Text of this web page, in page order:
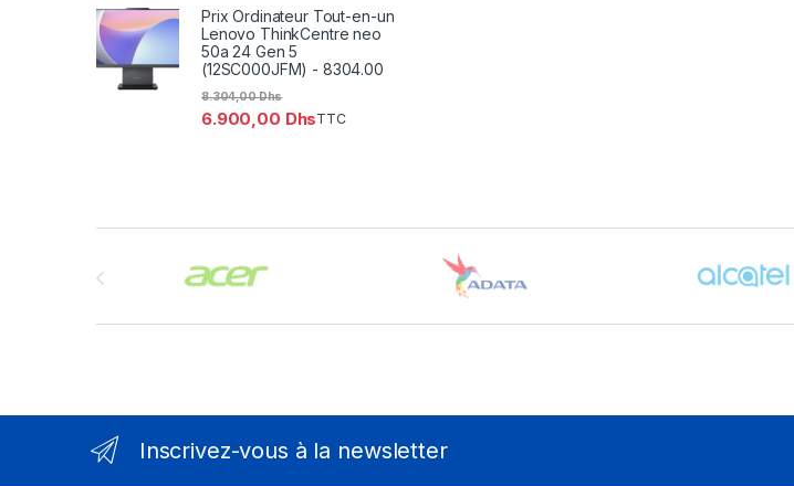
Prix Ordinateur Tout-en-un
Lenovo ThinkCentre neo
50a 24 Gen 5
(12SC000JFM) - 8304.00
6.900,00 Dhs
8.304,00Dhs
TTC
Inscrivez-vous à la newsletter